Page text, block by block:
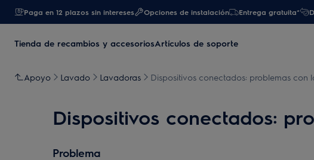
Paga en 12 plazos sin intereses Opciones de instalación Entrega gratuita*
Tienda de recambios y accesoriosArtículos de soporte
Apoyo Lavado Lavadoras Dispositivos conectados: problemas con
Dispositivos conectados:
Problema